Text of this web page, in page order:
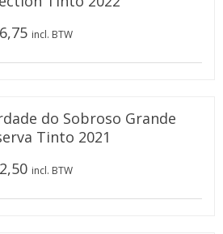
incl. BTW
do Sobroso Grande
Tinto 2021
incl. BTW